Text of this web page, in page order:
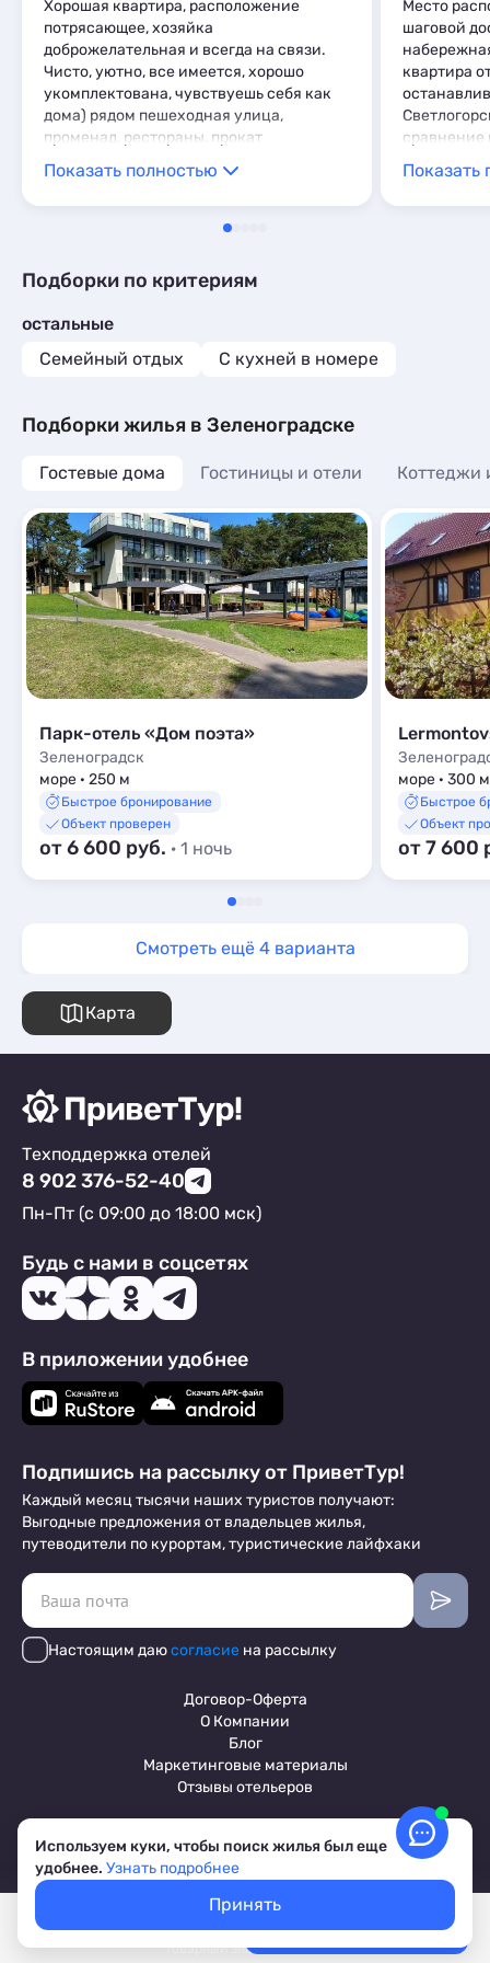
Хорошая квартира, расположение
потрясающее, хозяйка
доброжелательная и всегда на связи.
Чисто, уютно, все имеется, хорошо
укомплектована, чувствуешь себя как
дома) рядом пешеходная улица,
променад, рестораны, прокат
велосипедов, жд.
Показать полностью
Место
шаговой
квартира
сравнение
семьи
всегда в
если не
Показать
Подборки по критериям
остальные
Семейный отдых
C кухней в номере
Подборки жилья в Зеленоградске
Гостевые дома Гостиницы и отели Коттеджи
Парк-отель «Дом поэта»
Зеленоградск
море · 250 м
Быстрое бронирование
Объект проверен
от 6 600 руб. · 1 ночь
море · 300 м
Быстрое
Объект
от 7 600
Смотреть ещё 4 варианта
Карта
Покажем свободное жилье
Выбрать даты
Техподдержка отелей
8 902 376-52-40
Пн-Пт (с 09:00 до 18:00 мск)
Будь с нами в соцсетях
В приложении удобнее
Подпишись на рассылку от ПриветТур!
Каждый месяц тысячи наших туристов получают:
Выгодные предложения от владельцев жилья,
путеводители по курортам, туристические лайфхаки
Настоящим даюсогласие на рассылку
Договор-Оферта
О Компании
Блог
Маркетинговые материалы
Отзывы отельеров
© 2017-2026 ПриветТур™
Российский сервис бронирования жилья, официальный сайт,
товарный знак №842642
Пользовательское соглашение
Обработка персональных данных
Условия бронирования объектов
Используем куки, чтобы поиск жилья был еще
удобнее. Узнать подробнее
Принять